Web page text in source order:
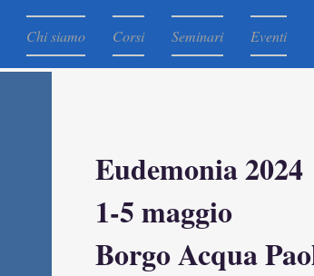
Chi siamo Corsi Seminari Eventi
Eudemonia 2024
1-5 maggio
Borgo Acqua